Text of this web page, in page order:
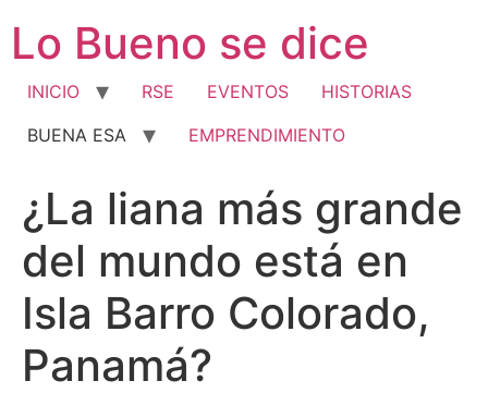
contenido
Lo Bueno se dice
INICIO RSE EVENTOS
HISTORIAS
BUENA ESA
EMPRENDIMIENTO
¿La liana más grande
del mundo está en
Isla Barro Colorado,
Panamá?